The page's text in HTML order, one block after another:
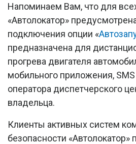
Напоминаем Вам, что для
«Автолокатор»
подключения опции «
предназначена для
прогрева двигателя
мобильного приложения,
оператора диспетчерского
владельца.
Клиенты активных систем
безопасности «Автолокатор»